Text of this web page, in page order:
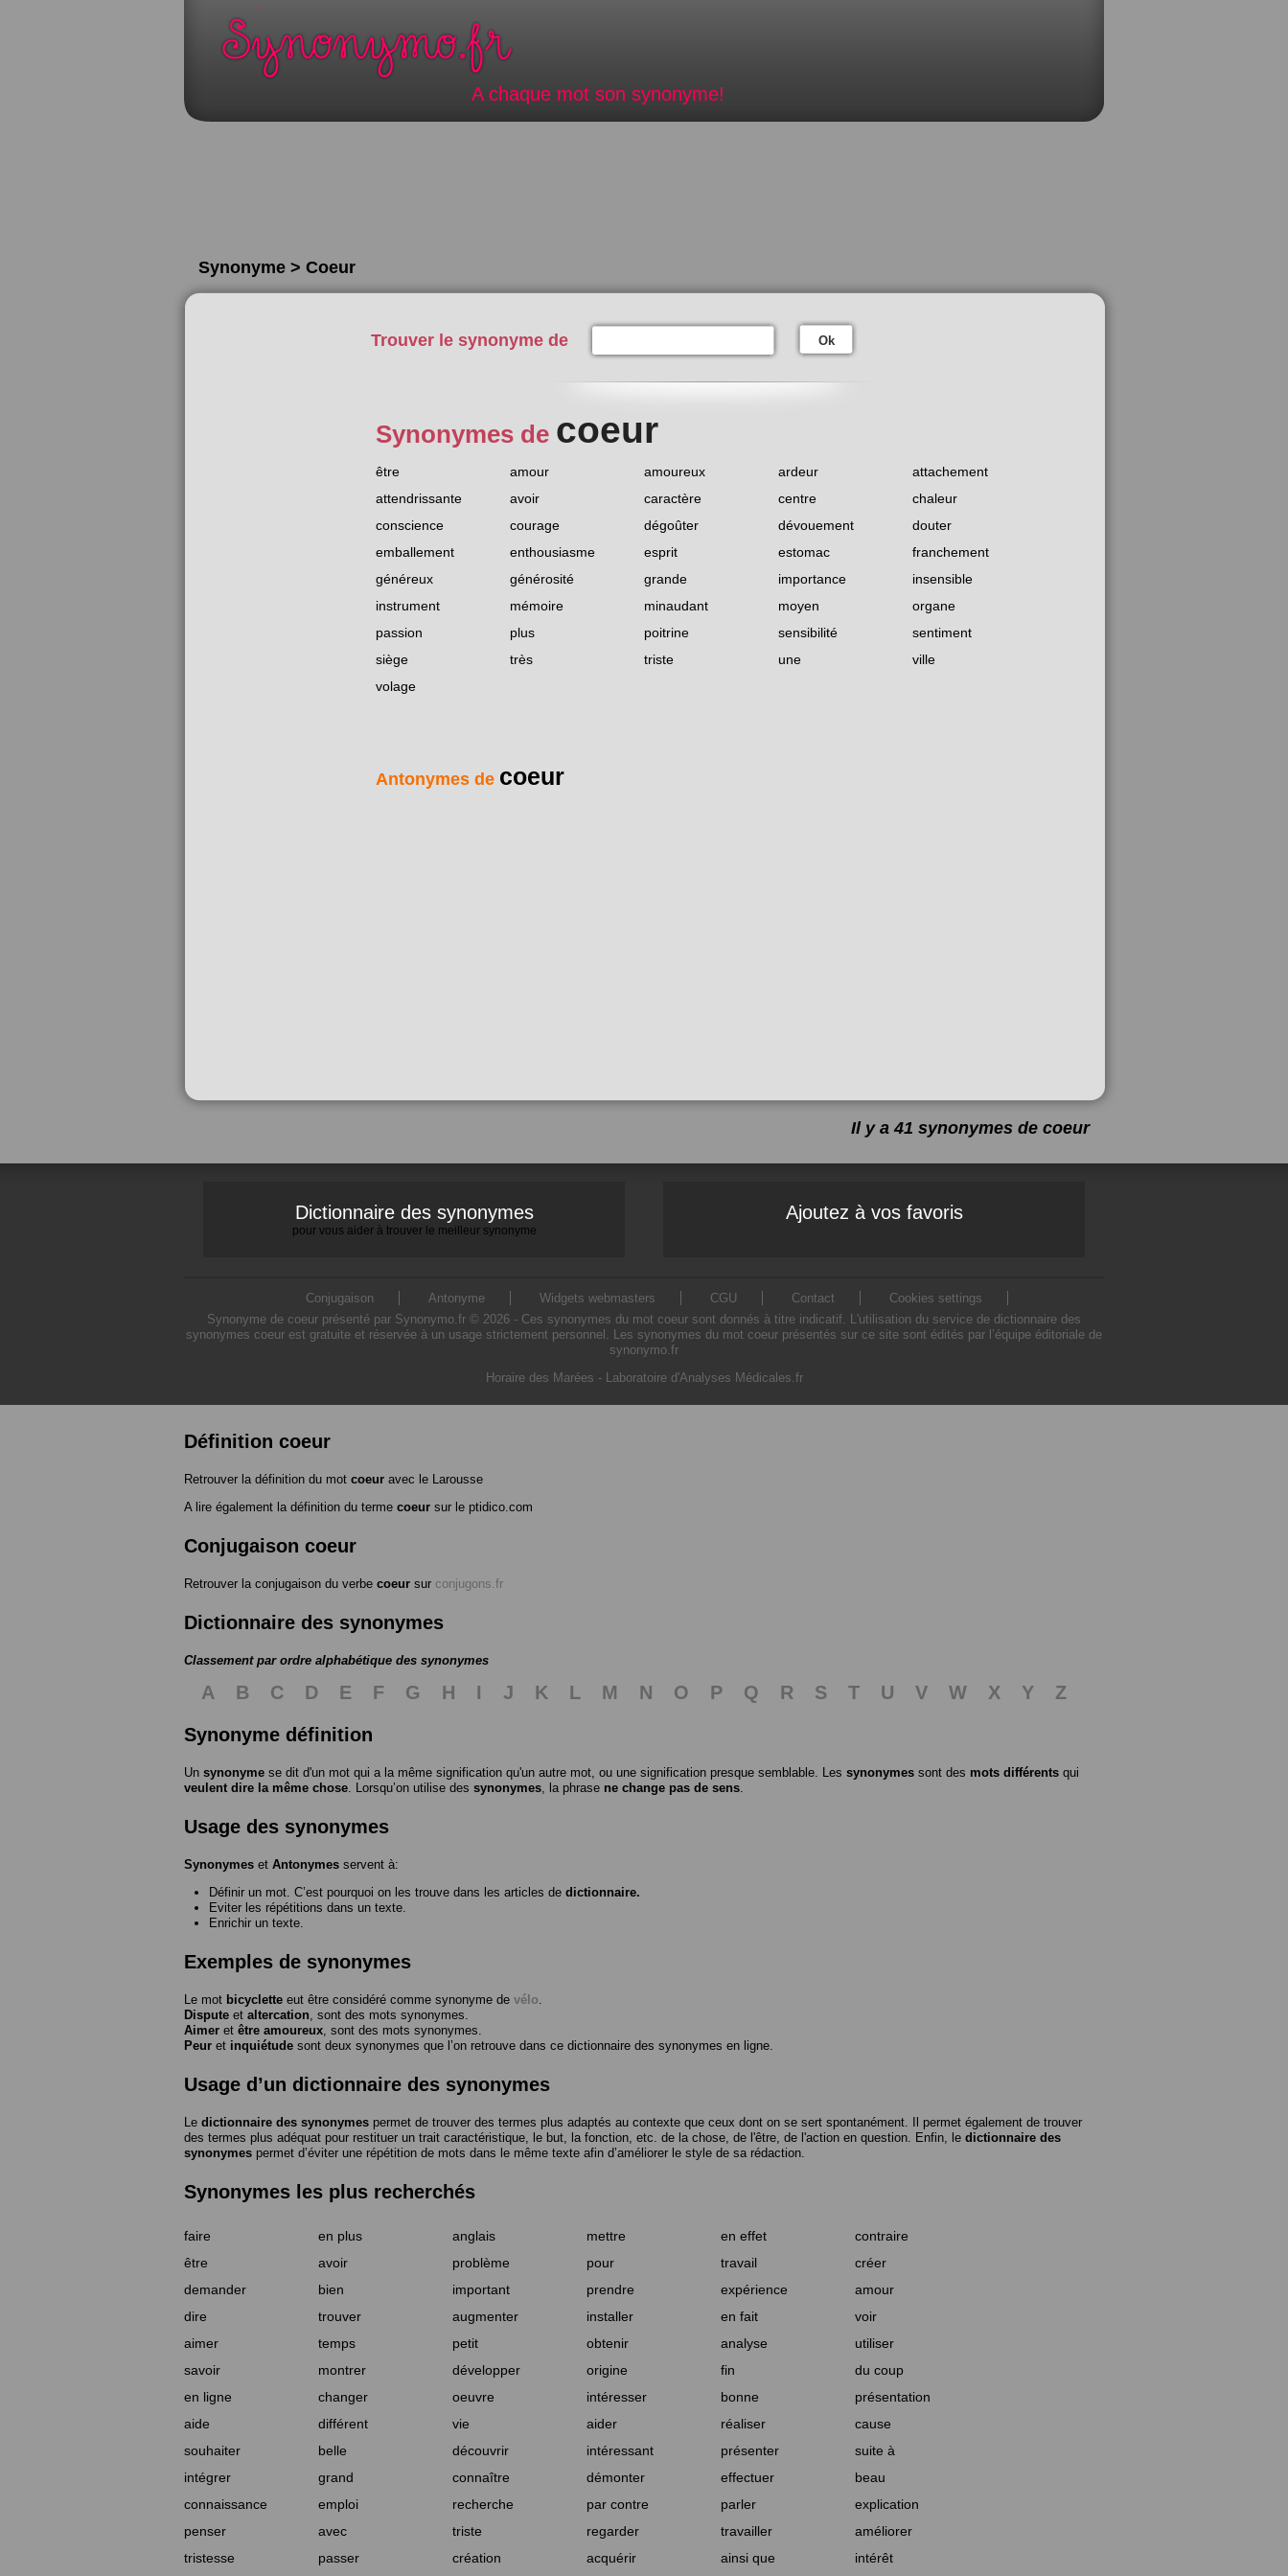
A chaque mot son synonyme!
Synonyme > Coeur
Trouver le synonyme de Ok
Synonymes de coeur
être amour amoureux ardeur
attachement
attendrissante
avoir caractère centre
chaleur
conscience
courage dégoûter dévouement
douter
emballement
enthousiasme esprit estomac
franchement
généreux
générosité grande importance
insensible
instrument
mémoire minaudant moyen
organe
passion
plus poitrine sensibilité
sentiment
siège
très triste une
ville
volage
Antonymes de coeur
Il y a 41 synonymes de coeur
Dictionnaire des synonymes
pour vous aider à trouver le meilleur synonyme
Ajoutez à vos favoris
Conjugaison Antonyme Widgets webmasters CGU Contact
Cookies settings
Synonyme de coeur présenté par Synonymo.fr © 2026 - Ces synonymes du mot coeur sont donnés à titre indicatif. L'utilisation du service de dictionnaire des
synonymes coeur est gratuite et réservée à un usage strictement personnel. Les synonymes du mot coeur présentés sur ce site sont édités par l’équipe éditoriale de
synonymo.fr
Horaire des Marées - Laboratoire d'Analyses Médicales.fr
Définition coeur
Retrouver la définition du mot coeur avec le Larousse
A lire également la définition du terme coeur sur le ptidico.com
Conjugaison coeur
Retrouver la conjugaison du verbe coeur sur conjugons.fr
Dictionnaire des synonymes
Classement par ordre alphabétique des synonymes
A B C D E F G H I J K L M N O P Q R S T U V W X Y
Z
Synonyme définition
Un synonyme se dit d'un mot qui a la même signification qu'un autre mot, ou une signification presque semblable. Les synonymes sont des mots différents qui
veulent dire la même chose. Lorsqu’on utilise des synonymes, la phrase ne change pas de sens.
Usage des synonymes
Synonymes et Antonymes servent à:
Définir un mot. C’est pourquoi on les trouve dans les articles de dictionnaire.
Eviter les répétitions dans un texte.
Enrichir un texte.
Exemples de synonymes
Le mot bicyclette eut être considéré comme synonyme de vélo.
Dispute et altercation, sont des mots synonymes.
Aimer et être amoureux, sont des mots synonymes.
Peur et inquiétude sont deux synonymes que l’on retrouve dans ce dictionnaire des synonymes en ligne.
Usage d’un dictionnaire des synonymes
Le dictionnaire des synonymes permet de trouver des termes plus adaptés au contexte que ceux dont on se sert spontanément. Il permet également de trouver
des termes plus adéquat pour restituer un trait caractéristique, le but, la fonction, etc. de la chose, de l'être, de l'action en question. Enfin, le dictionnaire des
synonymes permet d’éviter une répétition de mots dans le même texte afin d’améliorer le style de sa rédaction.
Synonymes les plus recherchés
faire en plus anglais mettre en effet
contraire
être
avoir problème pour travail
créer
demander
bien important prendre expérience
amour
dire
trouver augmenter installer en fait
voir
aimer
temps petit obtenir analyse
utiliser
savoir
montrer développer origine fin
du coup
en ligne
changer oeuvre intéresser bonne
présentation
aide
différent vie aider réaliser
cause
souhaiter
belle découvrir intéressant présenter
suite à
intégrer
grand connaître démonter effectuer
beau
connaissance
emploi recherche par contre parler
explication
penser
avec triste regarder travailler
améliorer
tristesse
passer création acquérir ainsi que intérêt